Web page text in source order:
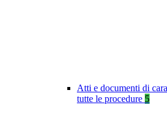
Atti e documenti di
tutte le procedure 5